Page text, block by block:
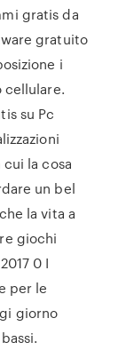
gratis da
gratuito
i
cellulare.
su Pc
la cosa
un bel
la vita a
giochi
0 I
per le
giorno